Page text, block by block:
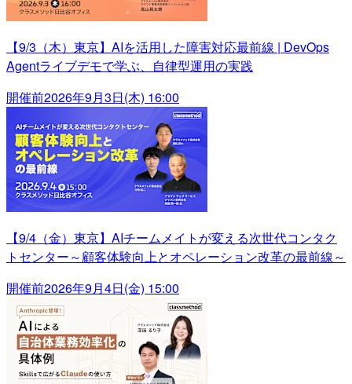
【9/3（木）東京】AIを活用した障害対応最前線 | DevOps
Agentライブデモで学ぶ、自律型運用の実践
開催前2026年9月3日(木) 16:00
【9/4（金）東京】AIチームメイトが変える次世代コンタク
トセンター～顧客体験向上とオペレーション改革の最前線～
開催前2026年9月4日(金) 15:00